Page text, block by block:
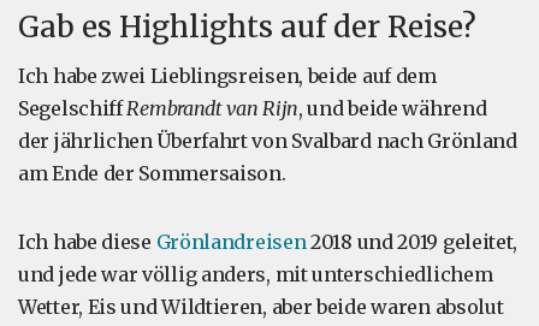
Gab es Highlights auf der Reise?
Ich habe zwei Lieblingsreisen, beide auf dem
SegelschiffRembrandt van Rijn, und beide während
der jährlichen Überfahrt von Svalbard nach Grönland
am Ende der Sommersaison.
Ich habe diese Grönlandreisen2018 und 2019 geleitet,
und jede war völlig anders, mit unterschiedlichem
Wetter, Eis und Wildtieren, aber beide waren absolut